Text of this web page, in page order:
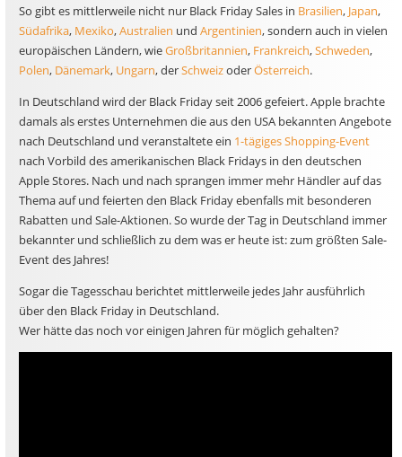
So gibt es mittlerweile nicht nur Black Friday Sales in Brasilien, Japan,
Südafrika, Mexiko,Australien und Argentinien, sondern auch in vielen
europäischen Ländern, wieGroßbritannien, Frankreich,Schweden,
Polen, Dänemark, Ungarn, derSchweizoderÖsterreich.
In Deutschland wird der Black Friday seit 2006 gefeiert. Apple brachte
damals als erstes Unternehmen die aus den USA bekannten Angebote
nach Deutschland und veranstaltete ein 1-tägiges Shopping-Event
nach Vorbild des amerikanischen Black Fridays in den deutschen
Apple Stores. Nach und nach sprangen immer mehr Händler auf das
Thema auf und feierten den Black Friday ebenfalls mit besonderen
Rabatten und Sale-Aktionen. So wurde der Tag in Deutschland immer
bekannter und schließlich zu dem was er heute ist: zum größten Sale-
Event des Jahres!
Sogar die Tagesschau berichtet mittlerweile jedes Jahr ausführlich
über den Black Friday in Deutschland.
Wer hätte das noch vor einigen Jahren für möglich gehalten?